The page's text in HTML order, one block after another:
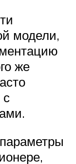
модели,
же
с